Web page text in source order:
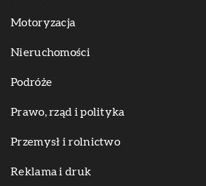
Motoryzacja
Nieruchomości
Podróże
Prawo, rząd i polityka
Przemysł i rolnictwo
Reklama i druk